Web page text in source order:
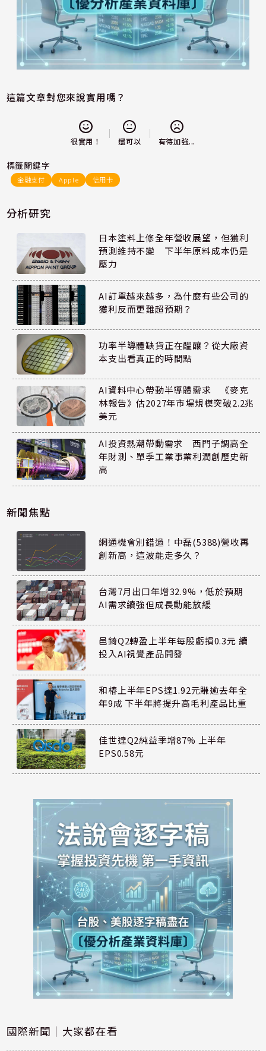
這篇文章對您來說實用嗎？
很實用！ 還可以 有待加強...
標籤關鍵字
金融支付 Apple 信用卡
分析研究
日本塗料上修全年營收展望，但獲利
預測維持不變 下半年原料成本仍是
壓力
AI訂單越來越多，為什麼有些公司的
獲利反而更難超預期？
功率半導體缺貨正在醞釀？從大廠資
本支出看真正的時間點
AI資料中心帶動半導體需求 《麥克
林報告》估2027年市場規模突破2.2兆
美元
AI投資熱潮帶動需求 西門子調高全
年財測、單季工業事業利潤創歷史新
高
新聞焦點
網通機會別錯過！中磊(5388)營收再
創新高，這波能走多久？
台灣7月出口年增32.9%，低於預期
AI需求續強但成長動能放緩
邑錡Q2轉盈上半年每股虧損0.3元 續
投入AI視覺產品開發
和椿上半年EPS達1.92元賺逾去年全
年9成 下半年將提升高毛利產品比重
佳世達Q2純益季增87% 上半年
EPS0.58元
國際新聞｜大家都在看